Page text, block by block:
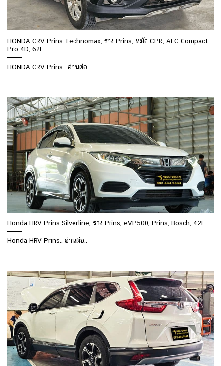
HONDA CRV Prins Technomax, ราง Prins, หม้อ CPR, AFC Compact
Pro 4D, 62L
HONDA CRV Prins.. อ่านต่อ..
Honda HRV Prins Silverline, ราง Prins, eVP500, Prins, Bosch, 42L
Honda HRV Prins.. อ่านต่อ..